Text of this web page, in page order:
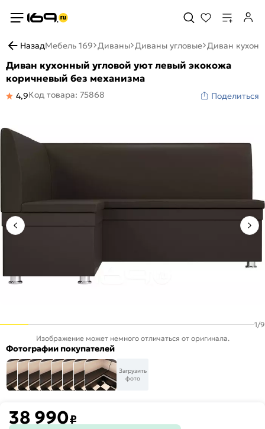
НазадМебель 169 Диваны Диваны угловые Диван
Диван кухонный угловой уют левый экокожа
коричневый без механизма
4,9Код товара: 75868 Поделиться
1/9
Изображение может немного отличаться от оригинала.
Фотографии покупателей
Загрузить
фото
38 990₽